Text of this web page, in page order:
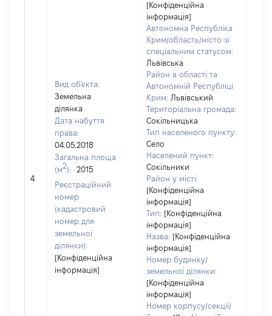
4
Вид об'єкта:
Земельна
ділянка
Дата набуття
права:
04.05.2018
Загальна площа
(м2):
2015
Реєстраційний
номер
(кадастровий
номер для
земельної
ділянки):
[Конфіденційна
інформація]
[Конфіденційна
інформація]
Автономна Республіка
Крим/область/місто зі
спеціальним статусом:
Львівська
Район в області та
Автономній Республіці
Крим: Львівський
Територіальна громада:
Сокільницька
Тип населеного пункту:
Село
Населений пункт:
Сокільники
Район у місті:
[Конфіденційна
інформація]
Тип: [Конфіденційна
інформація]
Назва: [Конфіденційна
інформація]
Номер будинку/
земельної ділянки:
[Конфіденційна
інформація]
Номер корпусу/секції/